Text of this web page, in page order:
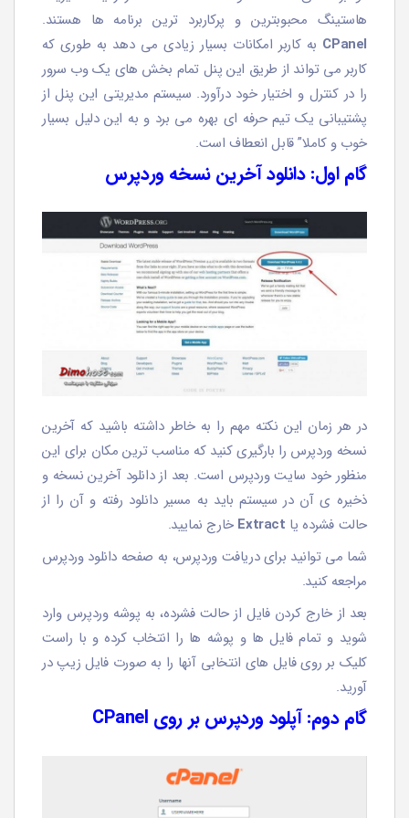
هاستینگ محبوبترین و پرکاربرد ترین برنامه ها هستند.
CPanel به کاربر امکانات بسیار زیادی می دهد به طوری که
کاربر می تواند از طریق این پنل تمام بخش های یک وب سرور
را در کنترل و اختیار خود درآورد. سیستم مدیریتی این پنل از
پشتیبانی یک تیم حرفه ای بهره می برد و به این دلیل بسیار
خوب و کاملا” قابل انعطاف است.
گام اول: دانلود آخرین نسخه وردپرس
در هر زمان این نکته مهم را به خاطر داشته باشید که آخرین
نسخه وردپرس را بارگیری کنید که مناسب ترین مکان برای این
منظور خود سایت وردپرس است. بعد از دانلود آخرین نسخه و
ذخیره ی آن در سیستم باید به مسیر دانلود رفته و آن را از
حالت فشرده یا Extract خارج نمایید.
شما می توانید برای دریافت وردپرس، به صفحه دانلود وردپرس
مراجعه کنید.
بعد از خارج کردن فایل از حالت فشرده، به پوشه وردپرس وارد
شوید و تمام فایل ها و پوشه ها را انتخاب کرده و با راست
کلیک بر روی فایل های انتخابی آنها را به صورت فایل زیپ در
آورید.
گام دوم: آپلود وردپرس بر روی CPanel